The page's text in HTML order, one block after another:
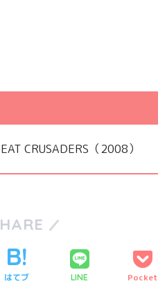
CRUSADERS（2008）
はてブ LINE Pocket